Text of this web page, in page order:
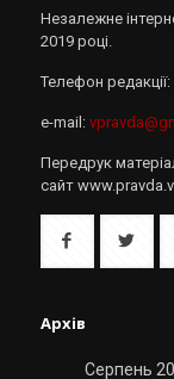
Незалежне
2019 році.
Телефон редакції:
e-mail:
Передрук
сайт
Архів
Серпень